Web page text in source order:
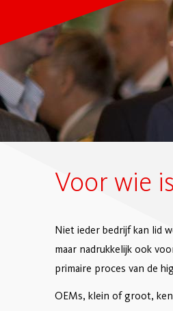
Voor wie
Niet ieder bedrijf kan lid
maar nadrukkelijk ook
primaire proces van de
OEMs, klein of groot,